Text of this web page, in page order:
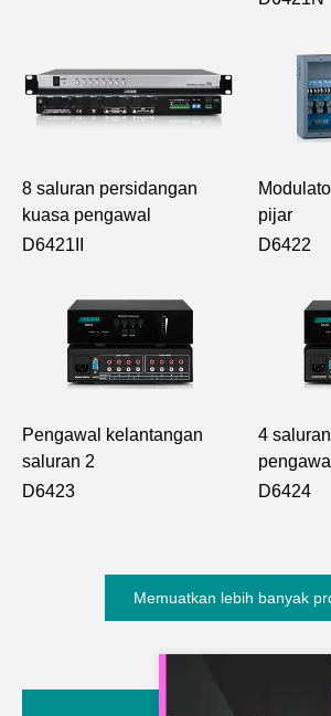
8 saluran persidangan
kuasa pengawal
D6421II
pijar
D6422
Pengawal kelantangan
saluran 2
D6423
4
pengawal
D6424
Memuatkan lebih banyak